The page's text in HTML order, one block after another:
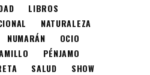
LIBROS
NATURALEZA
NUMARÁN
OCIO
PÉNJAMO
SALUD
SHOW